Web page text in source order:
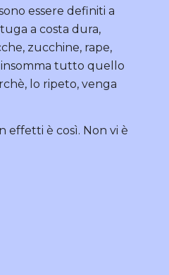
essere definiti a
a costa dura,
zucchine, rape,
insomma tutto quello
lo ripeto, venga
effetti è così. Non vi è